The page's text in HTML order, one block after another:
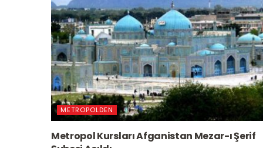
METROPOLDEN
Metropol Kursları Afganistan Mezar-ı Şerif